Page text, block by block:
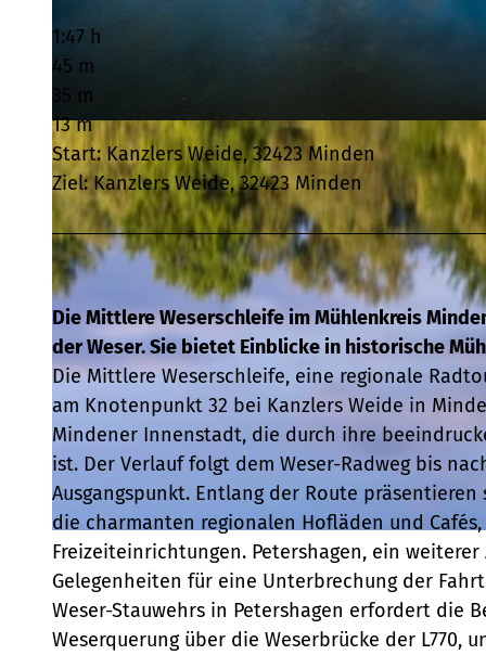
© Teutoburger Wald Tourismus, J. Motzny | CC-BY-SA
1:47 h
45 m
35 m
13 m
Start: Kanzlers Weide, 32423 Minden
Ziel: Kanzlers Weide, 32423 Minden
Die Mittlere Weserschleife im Mühlenkreis
der Weser. Sie bietet Einblicke in historische
Die Mittlere Weserschleife, eine regionale
am Knotenpunkt 32 bei Kanzlers Weide in
Mindener Innenstadt, die durch ihre
ist. Der Verlauf folgt dem Weser-Radweg bis
Ausgangspunkt. Entlang der Route
die charmanten regionalen Hofläden und
Freizeiteinrichtungen. Petershagen, ein
Gelegenheiten für eine Unterbrechung der
Weser-Stauwehrs in Petershagen erfordert die
Weserquerung über die Weserbrücke der L770,